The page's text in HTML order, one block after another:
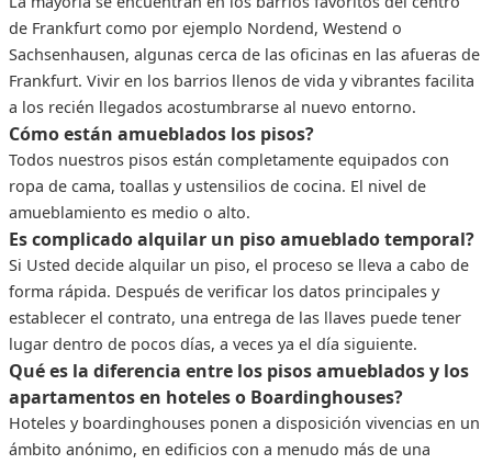
de Frankfurt como por ejemplo Nordend, Westend o
Sachsenhausen, algunas cerca de las oficinas en las afueras de
Frankfurt. Vivir en los barrios llenos de vida y vibrantes facilita
a los recién llegados acostumbrarse al nuevo entorno.
Cómo están amueblados los pisos?
Todos nuestros pisos están completamente equipados con
ropa de cama, toallas y ustensilios de cocina. El nivel de
amueblamiento es medio o alto.
Es complicado alquilar un piso amueblado temporal?
Si Usted decide alquilar un piso, el proceso se lleva a cabo de
forma rápida. Después de verificar los datos principales y
establecer el contrato, una entrega de las llaves puede tener
lugar dentro de pocos días, a veces ya el día siguiente.
Qué es la diferencia entre los pisos amueblados y los
apartamentos en hoteles o Boardinghouses?
Hoteles y boardinghouses ponen a disposición vivencias en un
ámbito anónimo, en edificios con a menudo más de una